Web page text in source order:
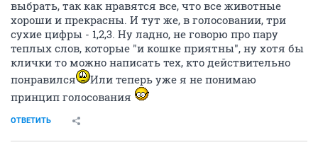
выбрать, так как нравятся все, что все животные
хороши и прекрасны. И тут же, в голосовании, три
сухие цифры - 1,2,3. Ну ладно, не говорю про пару
теплых слов, которые "и кошке приятны", ну хотя бы
клички то можно написать тех, кто действительно
понравился
Или теперь уже я не понимаю
принцип голосования
ОТВЕТИТЬ